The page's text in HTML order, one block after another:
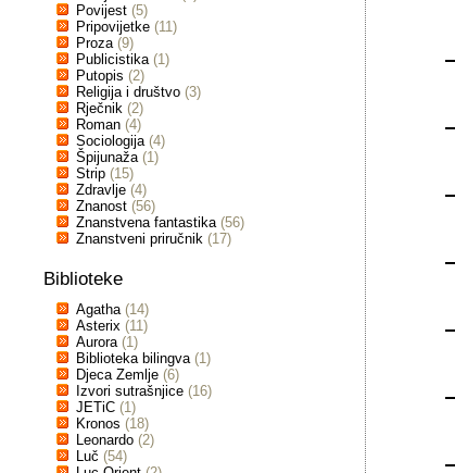
Povijest (5)
Pripovijetke (11)
Proza (9)
Publicistika (1)
Putopis (2)
Religija i društvo (3)
Rječnik (2)
Roman (4)
Sociologija (4)
Špijunaža (1)
Strip (15)
Zdravlje (4)
Znanost (56)
Znanstvena fantastika (56)
Znanstveni priručnik (17)
Biblioteke
Agatha (14)
Asterix (11)
Aurora (1)
Biblioteka bilingva (1)
Djeca Zemlje (6)
Izvori sutrašnjice (16)
JETiC (1)
Kronos (18)
Leonardo (2)
Luč (54)